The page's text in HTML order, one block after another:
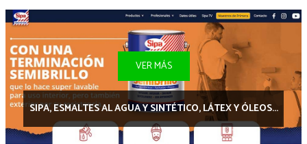
VER MÁS
SIPA, ESMALTES AL AGUA Y SINTÉTICO, LÁTEX Y ÓLEOS...